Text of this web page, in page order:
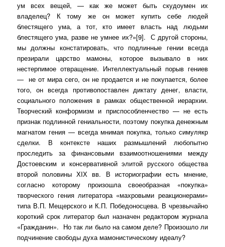
ум всех вещей, — как же может быть скудоумен их
владелец? К тому же он может купить себе людей
блестящего ума, а тот, кто имеет власть над людьми
блестящего ума, разве не умнее их?»[9]. С другой стороны,
мы должны констатировать, что подлинные гении всегда
презирали царство мамоны, которое вызывало в них
нестерпимое отвращение. Интеллектуальный порыв гениев
— не от мира сего, он не продается и не покупается, более
того, он всегда противопоставлен диктату денег, власти,
социального положения в рамках общественной иерархии.
Творческий конформизм и приспособленчество — не есть
признак подлинной гениальности, поэтому покупка денежным
магнатом гения — всегда мнимая покупка, только симулякр
сделки. В контексте наших размышлений любопытно
проследить за финансовыми взаимоотношениями между
Достоевским и консервативной элитой русского общества
второй половины ХIХ вв. В историографии есть мнение,
согласно которому произошла своеобразная «покупка»
творческого гения литератора «махровыми реакционерами»
типа В.П. Мещерского и К.П. Победоносцева. В чрезвычайно
короткий срок литератор был назначен редактором журнала
«Гражданин». Но так ли было на самом деле? Произошло ли
подчинение свободы духа мамонистическому идеалу?